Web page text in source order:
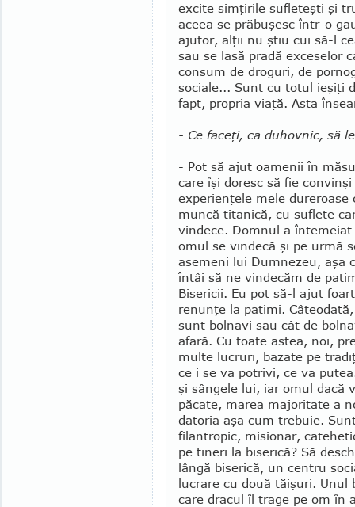
excite simţirile sufleteşti şi
aceea se pră­buşesc într-o
ajutor, alţii nu ştiu cui să-l
sau se lasă pradă exceselor
consum de droguri, de
sociale... Sunt cu totul ieşiţi
fapt, pro­pria viaţă. Asta
- Ce faceţi, ca duhovnic, să
- Pot să ajut oamenii în
care îşi doresc să fie
experienţele mele
muncă titanică, cu suflete
vindece. Domnul a
omul se vindecă şi pe urmă
asemeni lui Dumnezeu, aşa
întâi să ne vindecăm de
Bisericii. Eu pot să-l ajut
renunţe la patimi.
sunt bolnavi sau cât de
afară. Cu toate astea, noi,
multe lucruri, bazate pe
ce i se va po­trivi, ce va
şi sângele lui, iar omul dacă
păcate, marea majoritate a
datoria aşa cum trebuie.
filantropic, misionar,
pe tineri la biserică? Să
lângă biserică, un centru
lucrare cu două tăişuri. Unul
care dracul îl trage pe om în